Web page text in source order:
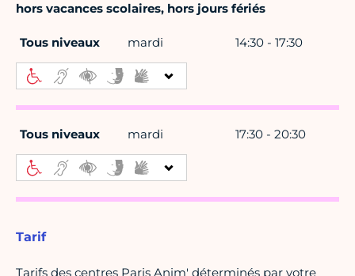
hors vacances scolaires, hors jours fériés
Tous niveaux mardi 14:30 - 17:30
Tous niveaux mardi 17:30 - 20:30
Tarif
Tarifs des centres Paris Anim' déterminés par votre